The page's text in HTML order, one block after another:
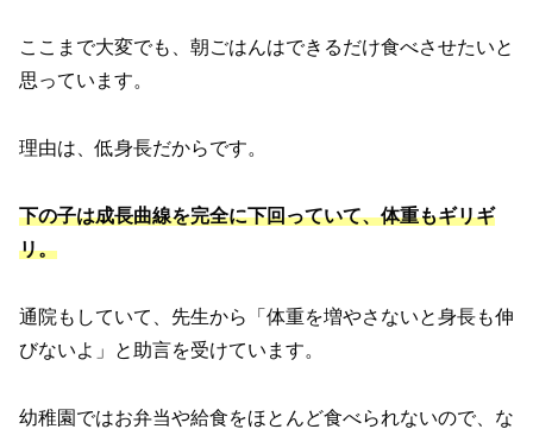
ここまで大変でも、朝ごはんはできるだけ食べさせたいと
思っています。
理由は、低身長だからです。
下の子は成長曲線を完全に下回っていて、体重もギリギ
リ。
通院もしていて、先生から「体重を増やさないと身長も伸
びないよ」と助言を受けています。
幼稚園ではお弁当や給食をほとんど食べられないので、な